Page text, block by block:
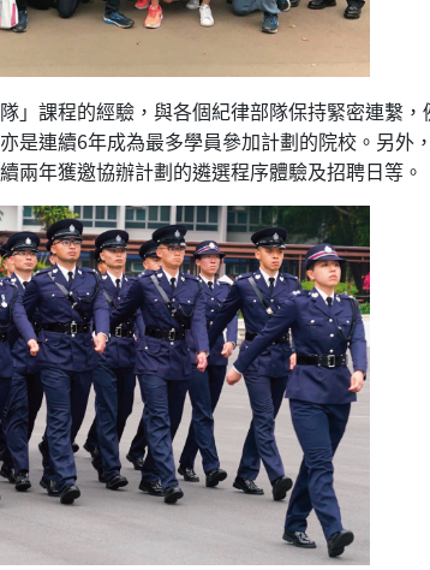
」課程的經驗，與各個紀律部隊保持緊密連繫
是連續6年成為最多學員參加計劃的院校。另
兩年獲邀協辦計劃的遴選程序體驗及招聘日等。